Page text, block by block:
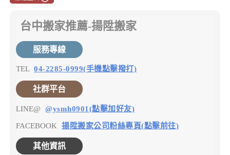
台中搬家推薦-揚陞搬家
服務專線
TEL 04-2285-0999(手機點擊撥打)
社群平台
LINE@ @ysmh0901(點擊加好友)
FACEBOOK 揚陞搬家公司粉絲專頁(點擊前往)
其他資訊